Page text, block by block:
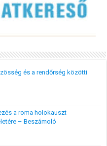
és a rendőrség közötti
a roma holokauszt
– Beszámoló